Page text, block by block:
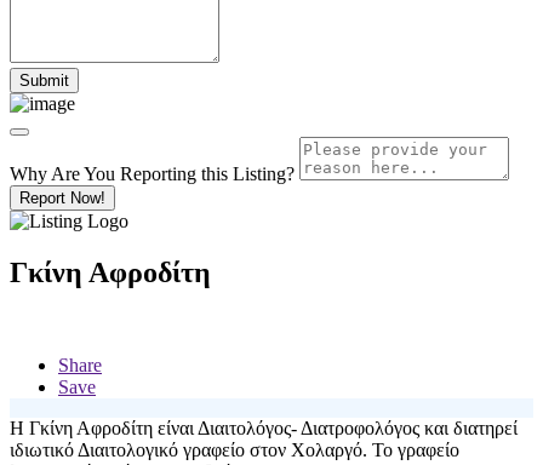
Why Are You Reporting this Listing?
Report Now!
Γκίνη Αφροδίτη
Share
Save
Η Γκίνη Αφροδίτη είναι Διαιτολόγος- Διατροφολόγος και διατηρεί
ιδιωτικό Διαιτολογικό γραφείο στον Χολαργό. Το γραφείο